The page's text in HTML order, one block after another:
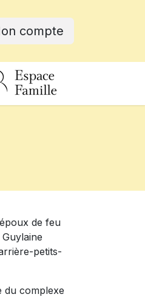
compte
de feu
petits-
du complexe